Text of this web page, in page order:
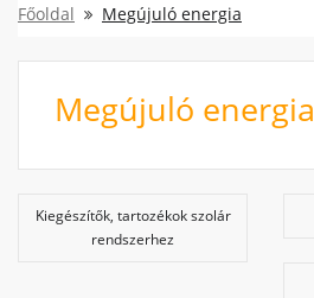
Főoldal Megújuló energia
Megújuló energia
Kiegészítők, tartozékok szolár
rendszerhez